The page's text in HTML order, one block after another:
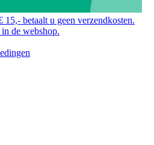
betaalt u geen verzendkosten.
de webshop.